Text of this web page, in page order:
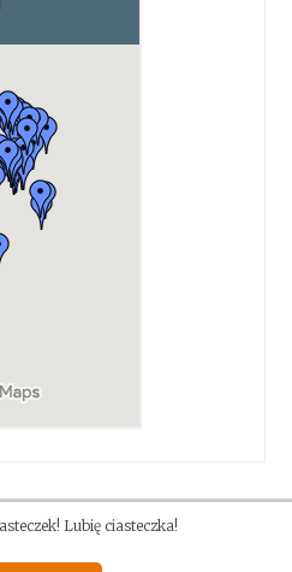
Lubię ciasteczka!